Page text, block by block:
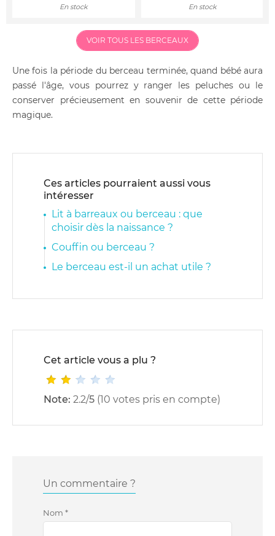
En stock En stock
VOIR TOUS LES BERCEAUX
Une fois la période du berceau terminée, quand bébé aura
passé l'âge, vous pourrez y ranger les peluches ou le
conserver précieusement en souvenir de cette période
magique.
Ces articles pourraient aussi vous
intéresser
Lit à barreaux ou berceau : que
choisir dès la naissance ?
Couffin ou berceau ?
Le berceau est-il un achat utile ?
Cet article vous a plu ?
Note: 2.2/5 (10 votes pris en compte)
Un commentaire ?
Nom *